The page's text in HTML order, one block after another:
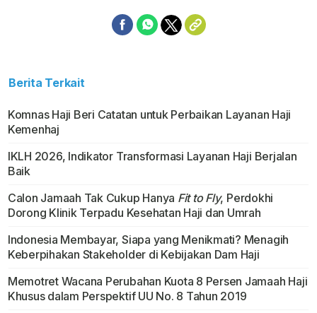
Berita Terkait
Komnas Haji Beri Catatan untuk Perbaikan Layanan Haji
Kemenhaj
IKLH 2026, Indikator Transformasi Layanan Haji Berjalan
Baik
Calon Jamaah Tak Cukup Hanya Fit to Fly, Perdokhi
Dorong Klinik Terpadu Kesehatan Haji dan Umrah
Indonesia Membayar, Siapa yang Menikmati? Menagih
Keberpihakan Stakeholder di Kebijakan Dam Haji
Memotret Wacana Perubahan Kuota 8 Persen Jamaah Haji
Khusus dalam Perspektif UU No. 8 Tahun 2019